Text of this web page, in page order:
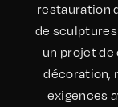
restauration
de
un projet
décoration,
exigences